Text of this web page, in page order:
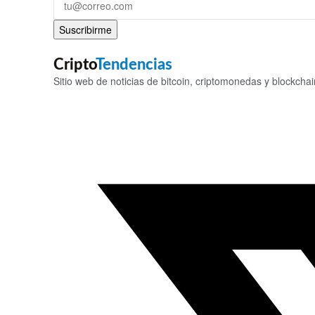
Suscribirme
CriptoTendencias
Sitio web de noticias de bitcoin, criptomonedas y